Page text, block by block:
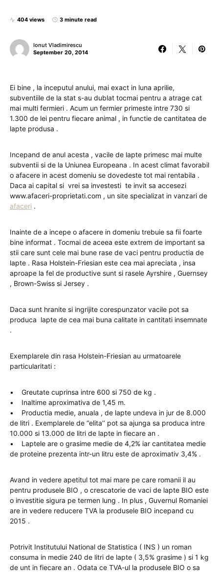
404 views 3 minute read
Ionut Vladimirescu
September 20, 2014
Ei bine , la inceputul anului, mai exact in luna aprilie,
subventiile de la stat s-au dublat tocmai pentru a atrage cat
mai multi fermieri . Acum un fermier primeste intre 730 si
1.300 de lei pentru fiecare animal , in functie de cantitatea de
lapte produsa .
Incepand de anul acesta , vacile de lapte primesc mai multe
subventii si de la Uniunea Europeana . In acest climat favorabil
o afacere in acest domeniu se dovedeste tot mai rentabila .
Daca ai capital si vrei sa investesti te invit sa accesezi
www.afaceri-proprietati.com , un site specializat in vanzari de
afaceri .
Inainte de a incepe o afacere in domeniu trebuie sa fii foarte
bine informat . Tocmai de aceea este extrem de important sa
stii care sunt cele mai bune rase de vaci pentru productia de
lapte . Rasa Holstein-Friesian este cea mai apreciata , insa
aproape la fel de productive sunt si rasele Ayrshire , Guernsey
, Brown-Swiss si Jersey .
Daca sunt hranite si ingrijite corespunzator vacile pot sa
produca lapte de cea mai buna calitate in cantitati insemnate
.
Exemplarele din rasa Holstein-Friesian au urmatoarele
particularitati :
• Greutate cuprinsa intre 600 si 750 de kg .
• Inaltime aproximativa de 1,45 m.
• Productia medie, anuala , de lapte undeva in jur de 8.000
de litri . Exemplarele de ‘’elita’’ pot sa ajunga sa produca intre
10.000 si 13.000 de litri de lapte in fiecare an .
• Laptele are o grasime medie de 4,2% iar cantitatea medie
de proteine prezenta intr-un litru este de aproximativ 3,4% .
Avand in vedere apetitul tot mai mare pe care romanii il au
pentru produsele BIO , o crescatorie de vaci de lapte BIO este
o investitie sigura pe termen lung . In plus , Guvernul Romaniei
are in vedere reducere TVA la produsele BIO incepand cu
2015 .
Potrivit Institutului National de Statistica ( INS ) un roman
consuma in medie 240 de litri de lapte ( 3,5% grasime ) si 1 kg
de unt in fiecare an . Odata ce TVA-ul la produsele BIO o sa